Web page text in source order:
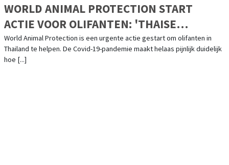
WORLD ANIMAL PROTECTION START
ACTIE VOOR OLIFANTEN: 'THAISE
OLIFANTEN IN DE PROBLEMEN DOOR
CORONACRISIS'
World Animal Protection is een urgente actie gestart om olifanten in
Thailand te helpen. De Covid-19-pandemie maakt helaas pijnlijk duidelijk
hoe [...]